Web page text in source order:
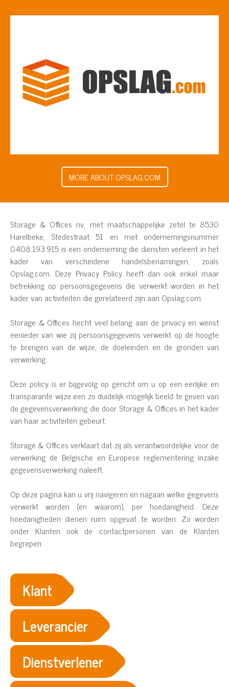
MORE ABOUT OPSLAG.COM
Storage & Offices nv, met maatschappelijke zetel te 8530
Harelbeke, Stedestraat 51 en met ondernemingsnummer
0408.193.915 is een onderneming die diensten verleent in het
kader van verscheidene handelsbenamingen, zoals
Opslag.com. Deze Privacy Policy heeft dan ook enkel maar
betrekking op persoonsgegevens die verwerkt worden in het
kader van activiteiten die gerelateerd zijn aan Opslag.com.
Storage & Offices hecht veel belang aan de privacy en wenst
eenieder van wie zij persoonsgegevens verwerkt op de hoogte
te brengen van de wijze, de doeleinden en de gronden van
verwerking.
Deze policy is er bijgevolg op gericht om u op een eerlijke en
transparante wijze een zo duidelijk mogelijk beeld te geven van
de gegevensverwerking die door Storage & Offices in het kader
van haar activiteiten gebeurt.
Storage & Offices verklaart dat zij als verantwoordelijke voor de
verwerking de Belgische en Europese reglementering inzake
gegevensverwerking naleeft.
Op deze pagina kan u vrij navigeren en nagaan welke gegevens
verwerkt worden (en waarom), per hoedanigheid. Deze
hoedanigheden dienen ruim opgevat te worden. Zo worden
onder Klanten ook de contactpersonen van de Klanten
begrepen.
Klant
Leverancier
Dienstverlener